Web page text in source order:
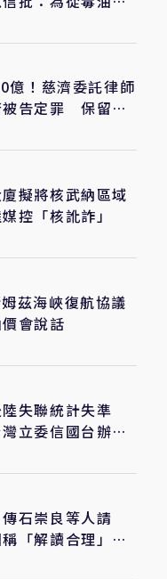
億！慈濟委託律師
被告定罪 保留民
擬將核武納區域
控「核訛詐」
茲海峽復航協議
會說話
陸失聯統計失準
立委信國台辦說
傳石崇良等人請
「解讀合理」：
鍋中央